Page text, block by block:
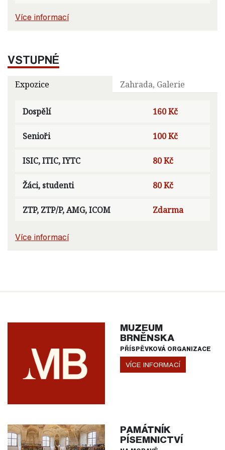
Více informací
VSTUPNÉ
Expozice Zahrada, Galerie
Dospělí 160 Kč
Senioři 100 Kč
ISIC, ITIC, IYTC 80 Kč
Žáci, studenti 80 Kč
ZTP, ZTP/P, AMG, ICOM Zdarma
Více informací
MUZEUM
BRNĚNSKA
PŘÍSPĚVKOVÁ ORGANIZACE
VÍCE INFORMACÍ
PAMÁTNÍK
PÍSEMNICTVÍ